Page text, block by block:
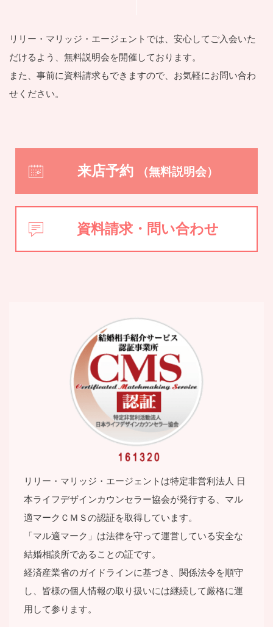
リリー・マリッジ・エージェントでは、安⼼してご⼊会いた
だけるよう、 無料説明会を開催しております。
また、事前に資料請求もできますので、お気軽にお問い合わ
せください。
来店予約 （無料説明会）
資料請求・問い合わせ
リリー・マリッジ・エージェントは特定⾮営利法⼈ ⽇
本ライフデザインカウンセラー協会が発⾏する、マル
適マークＣＭＳの認証を取得しています。
「マル適マーク」は法律を守って運営している安全な
結婚相談所であることの証です。
経済産業省のガイドラインに基づき、関係法令を順守
し、皆様の個⼈情報の取り扱いには継続して厳格に運
⽤して参ります。